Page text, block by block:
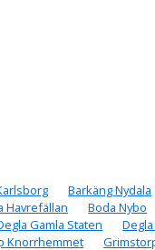
Barkäng Nydala
Havrefällan Boda Nybo
Gamla Staten
Knorrhemmet